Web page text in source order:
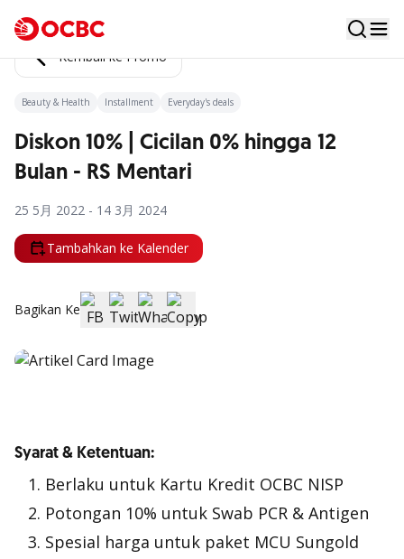
Kembali ke Promo
Beauty & Health Installment Everyday's deals
Diskon 10% | Cicilan 0% hingga 12
Bulan - RS Mentari
25 5月 2022 - 14 3月 2024
Tambahkan ke Kalender
Bagikan Ke
Syarat & Ketentuan:
Berlaku untuk Kartu Kredit OCBC NISP
Potongan 10% untuk Swab PCR & Antigen
Spesial harga untuk paket MCU Sungold